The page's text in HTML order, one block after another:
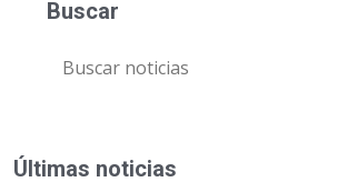
Buscar
Últimas noticias